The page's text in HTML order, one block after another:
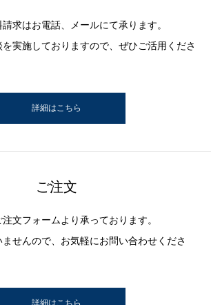
求はお電話、メールにて承ります。
実施しておりますので、ぜひご活用くださ
詳細はこちら
ご注文
文フォームより承っております。
せんので、お気軽にお問い合わせくださ
詳細はこちら